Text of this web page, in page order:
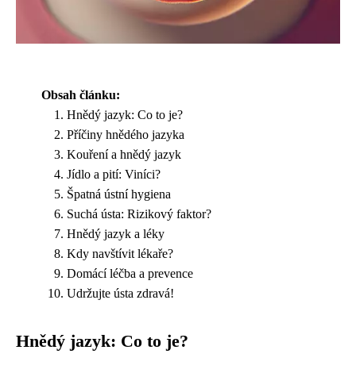
Obsah článku:
Hnědý jazyk: Co to je?
Příčiny hnědého jazyka
Kouření a hnědý jazyk
Jídlo a pití: Viníci?
Špatná ústní hygiena
Suchá ústa: Rizikový faktor?
Hnědý jazyk a léky
Kdy navštívit lékaře?
Domácí léčba a prevence
Udržujte ústa zdravá!
Hnědý jazyk: Co to je?